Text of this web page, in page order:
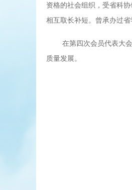
资格的社会组织，受省科
相互取长补短。曾承办过
在第四次会员代表大
质量发展。